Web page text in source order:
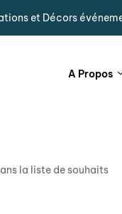
et Décors
A Propos
la liste de souhaits